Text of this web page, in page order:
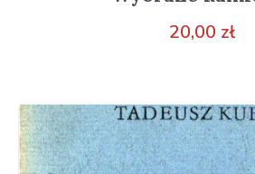
20,00 zł